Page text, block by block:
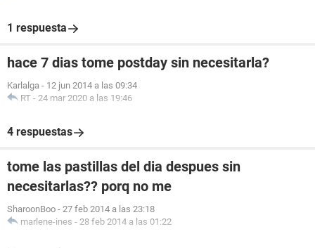
1 respuesta
hace 7 dias tome postday sin necesitarla?
Karlalga - 12 jun 2014 a las 09:34
RT - 24 mar 2020 a las 19:46
4 respuestas
tome las pastillas del dia despues sin
necesitarlas?? porq no me
SharoonBoo - 27 feb 2014 a las 23:18
marlene-ines - 28 feb 2014 a las 01:22